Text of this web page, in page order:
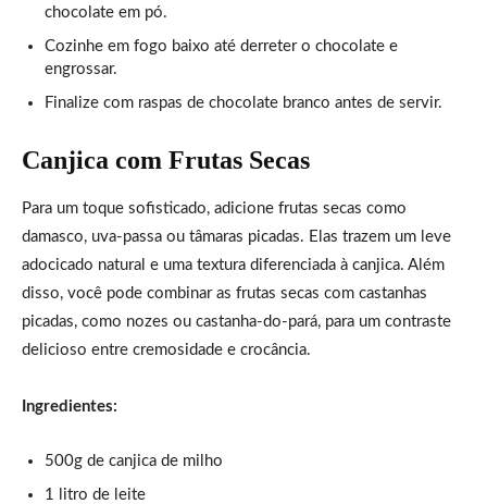
chocolate em pó.
Cozinhe em fogo baixo até derreter o chocolate e
engrossar.
Finalize com raspas de chocolate branco antes de servir.
Canjica com Frutas Secas
Para um toque sofisticado, adicione frutas secas como
damasco, uva-passa ou tâmaras picadas. Elas trazem um leve
adocicado natural e uma textura diferenciada à canjica. Além
disso, você pode combinar as frutas secas com castanhas
picadas, como nozes ou castanha-do-pará, para um contraste
delicioso entre cremosidade e crocância.
Ingredientes:
500g de canjica de milho
1 litro de leite